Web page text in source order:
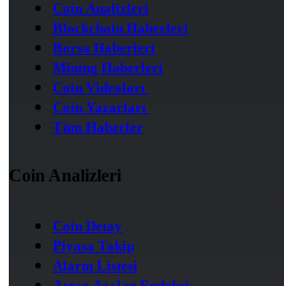
Coin Analizleri
Blockchain Haberleri
Borsa Haberleri
Mining Haberleri
Coin Videoları
Coin Yazarları
Tüm Haberler
Coin Analizleri
Coin Detay
Piyasa Takip
Alarm Listesi